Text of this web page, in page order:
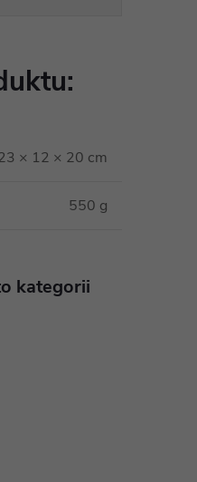
× 12 × 20 cm
550 g
kategorii